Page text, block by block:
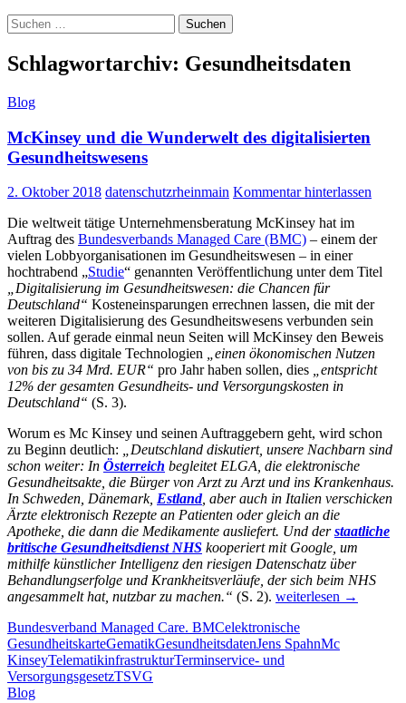
Suchen
nach:
Schlagwortarchiv: Gesundheitsdaten
Blog
McKinsey und die Wunderwelt des digitalisierten
Gesundheitswesens
2. Oktober 2018 datenschutzrheinmain Kommentar hinterlassen
Die weltweit tätige Unternehmensberatung McKinsey hat im
Auftrag des Bundesverbands Managed Care (BMC) – einem der
vielen Lobbyorganisationen im Gesundheitswesen – in einer
hochtrabend „Studie“ genannten Veröffentlichung unter dem Titel
„Digitalisierung im Gesundheitswesen: die Chancen für
Deutschland“ Kosteneinsparungen errechnen lassen, die mit der
weiteren Digitalisierung des Gesundheitswesens verbunden sein
sollen. Auf gerade einmal neun Seiten will McKinsey den Beweis
führen, dass digitale Technologien
„einen ökonomischen Nutzen
von bis zu 34 Mrd. EUR“ pro Jahr haben sollen, dies
„entspricht
12% der gesamten Gesundheits- und Versorgungskosten in
Deutschland“ (S. 3).
Worum es Mc Kinsey und seinen Auftraggebern geht, wird schon
zu Beginn deutlich:
Deutschland diskutiert, unsere Nachbarn sind
schon weiter: In Österreich begleitet ELGA, die elektronische
Gesundheitsakte, die Bürger von Arzt zu Arzt und ins Krankenhaus.
In Schweden, Dänemark, Estland, aber auch in Italien verschicken
Ärzte elektronisch Rezepte an Patienten oder gleich an die
Apotheke, die dann die Medikamente ausliefert. Und derstaatliche
britische Gesundheitsdienst NHS kooperiert mit Google, um
mithilfe künstlicher Intelligenz den riesigen Datenschatz über
Behandlungserfolge und Krankheitsverläufe, der sich beim NHS
angesammelt hat, nutzbar zu machen.“ (S. 2). McKinsey
die
Wunderwelt
des
weiterlesen →
Bundesverband Managed Care. BMCelektronische
GesundheitskarteGematikGesundheitsdatenJens SpahnMc
KinseyTelematikinfrastrukturTerminservice- und
VersorgungsgesetzTSVG
Blog